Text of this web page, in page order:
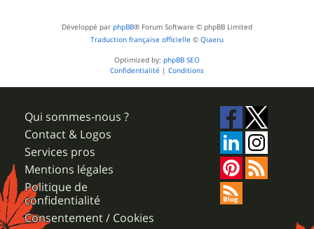
Développé par phpBB® Forum Software © phpBB Limited
Traduction française officielle © Qiaeru
Optimized by: phpBB SEO
Confidentialité | Conditions
Qui sommes-nous ?
Contact & Logos
Services pros
Mentions légales
Politique de
confidentialité
Consentement / Cookies